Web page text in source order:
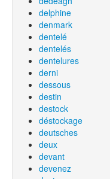
delphine
denmark
dentelé
dentelés
dentelures
derni
dessous
destin
destock
déstockage
deutsches
deux
devant
devenez